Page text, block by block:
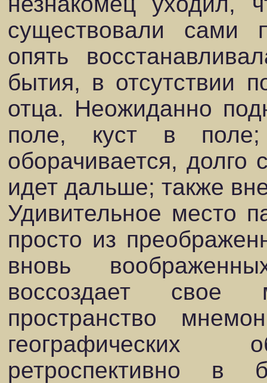
существовали сами
опять
бытия, в отсутствии
отца. Неожиданно
поле, куст в поле;
оборачивается, долго
идет дальше; также
Удивительное место
просто из
вновь
воссоздает свое
пространство
географических
ретроспективно в